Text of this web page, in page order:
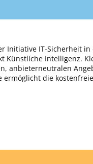
Initiative IT-Sicherheit in
Künstliche Intelligenz.
anbieterneutralen
ermöglicht die